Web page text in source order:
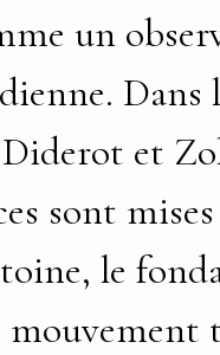
un
et
sont mises
le